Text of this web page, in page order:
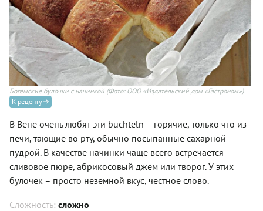
Богемские булочки с начинкой (Фото: ООО «Издательский дом «Гастроном»)
К рецепту
В Вене очень любят эти buchteln – горячие, только что из
печи, тающие во рту, обычно посыпанные сахарной
пудрой. В качестве начинки чаще всего встречается
сливовое пюре, абрикосовый джем или творог. У этих
булочек – просто неземной вкус, честное слово.
Сложность: сложно